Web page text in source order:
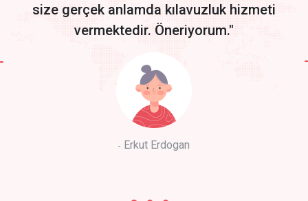
size gerçek anlamda kılavuzluk hizmeti
vermektedir. Öneriyorum."
Erkut Erdogan